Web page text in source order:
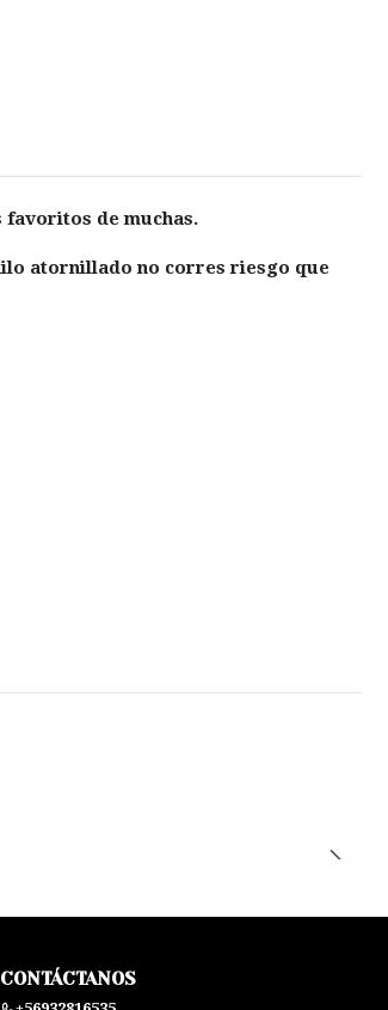
favoritos de muchas.
atornillado no corres riesgo que
CONTÁCTANOS